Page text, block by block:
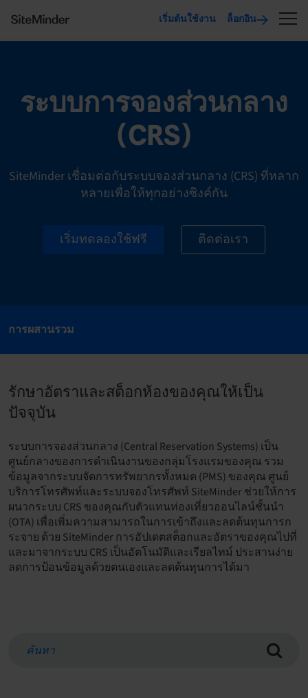
เริ่มต้นใช้งาน ล็อกอิน
ระบบการจองส่วนกลาง
(CRS)
SiteMinder เชื่อมต่อกับระบบจองส่วนกลาง (CRS) ที่หลาก
หลายเพื่อให้ทุกอย่างซิงค์กัน
เริ่มทดลองใช้ฟรี ติดต่อเรา
การผสานรวม
รักษาอัตราและสต็อกห้องของคุณให้เป็น
ปัจจุบัน
ระบบการจองส่วนกลาง (Central Reservation Systems) เป็น
ศูนย์กลางของการดำเนินงานของกลุ่มโรงแรมของคุณ รวม
ข้อมูลจากระบบจัดการทรัพยากรทั้งหมด (PMS) ของคุณ ศูนย์
บริการโทรศัพท์และระบบจองโทรศัพท์ SiteMinder ช่วยให้การ
ผนวกระบบ CRS ของคุณกับตัวแทนท่องเที่ยวออนไลน์ชั้นนำ
(OTA) เพื่อเพิ่มความสามารถในการเข้าถึงและลดต้นทุนการก
ระจาย ด้วย SiteMinder การอัปเดตสต็อกและอัตราของคุณไปที่
และมาจากระบบ CRS เป็นอัตโนมัติและเรียลไทม์ ประสานง่าย
ลดการป้อนข้อมูลด้วยตนเองและลดต้นทุนการได้มา